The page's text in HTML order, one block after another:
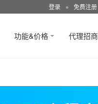
登录 ● 免费注册
功能&价格 代理招商